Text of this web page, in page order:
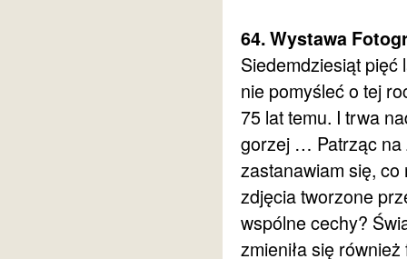
64. Wystawa
Siedemdziesiąt
nie pomyśleć o tej
75 lat temu. I trwa
gorzej … Patrząc na
zastanawiam się,
zdjęcia tworzone
wspólne cechy?
zmieniła się